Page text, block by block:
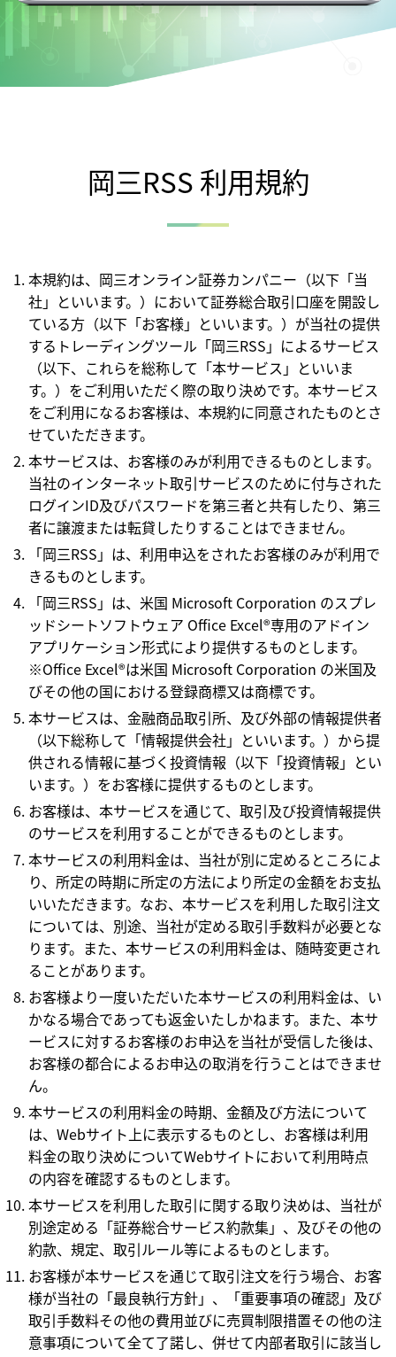
岡三RSS 利用規約
本規約は、岡三オンライン証券カンパニー（以下「当
社」といいます。）において証券総合取引口座を開設し
ている方（以下「お客様」といいます。）が当社の提供
するトレーディングツール「岡三RSS」によるサービス
（以下、これらを総称して「本サービス」といいま
す。）をご利用いただく際の取り決めです。本サービス
をご利用になるお客様は、本規約に同意されたものとさ
せていただきます。
本サービスは、お客様のみが利用できるものとします。
当社のインターネット取引サービスのために付与された
ログインID及びパスワードを第三者と共有したり、第三
者に譲渡または転貸したりすることはできません。
「岡三RSS」は、利用申込をされたお客様のみが利用で
きるものとします。
「岡三RSS」は、米国 Microsoft Corporation のスプレ
ッドシートソフトウェア Office Excel®専用のアドイン
アプリケーション形式により提供するものとします。
※Office Excel®は米国 Microsoft Corporation の米国及
びその他の国における登録商標又は商標です。
本サービスは、金融商品取引所、及び外部の情報提供者
（以下総称して「情報提供会社」といいます。）から提
供される情報に基づく投資情報（以下「投資情報」とい
います。）をお客様に提供するものとします。
お客様は、本サービスを通じて、取引及び投資情報提供
のサービスを利用することができるものとします。
本サービスの利用料金は、当社が別に定めるところによ
り、所定の時期に所定の方法により所定の金額をお支払
いいただきます。なお、本サービスを利用した取引注文
については、別途、当社が定める取引手数料が必要とな
ります。また、本サービスの利用料金は、随時変更され
ることがあります。
お客様より一度いただいた本サービスの利用料金は、い
かなる場合であっても返金いたしかねます。また、本サ
ービスに対するお客様のお申込を当社が受信した後は、
お客様の都合によるお申込の取消を行うことはできませ
ん。
本サービスの利用料金の時期、金額及び方法について
は、Webサイト上に表示するものとし、お客様は利用
料金の取り決めについてWebサイトにおいて利用時点
の内容を確認するものとします。
本サービスを利用した取引に関する取り決めは、当社が
別途定める「証券総合サービス約款集」、及びその他の
約款、規定、取引ルール等によるものとします。
お客様が本サービスを通じて取引注文を行う場合、お客
様が当社の「最良執行方針」、「重要事項の確認」及び
取引手数料その他の費用並びに売買制限措置その他の注
意事項について全て了諾し、併せて内部者取引に該当し